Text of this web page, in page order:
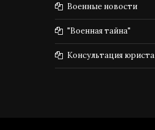
Военные новости
"Военная тайна"
Консультация юриста